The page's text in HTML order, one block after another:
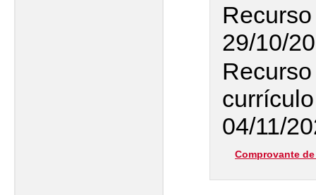
29/10/
04/11/
Comprovante